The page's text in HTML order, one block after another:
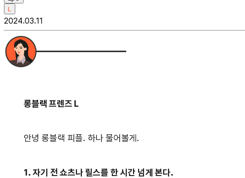
L
2024.03.11
롱블랙 프렌즈 L
안녕 롱블랙 피플. 하나 물어볼게.
1. 자기 전 쇼츠나 릴스를 한 시간 넘게 본다.